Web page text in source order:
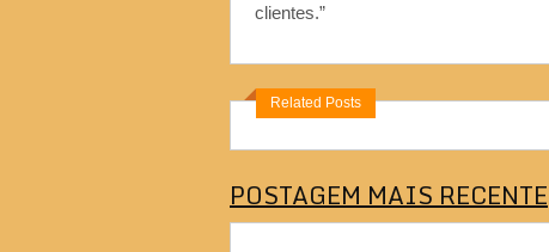
clientes.”
Related Posts
POSTAGEM MAIS RECENTE